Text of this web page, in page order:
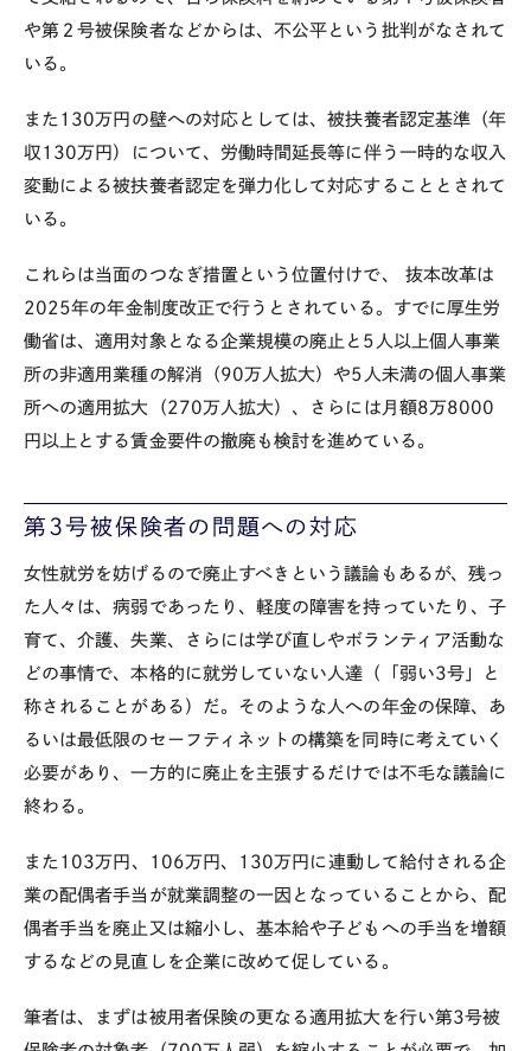
や第２号被保険者などからは、不公平という批判がなされて
いる。
また 130万円の壁への対応としては、被扶養者認定基準（年
収 130万円）について、労働時間延⾧等に伴う一時的な収入
変動による被扶養者認定を弾力化して対応することとされて
いる。
これらは当面のつなぎ措置という位置付けで、 抜本改革は
2025年の年金制度改正で行うとされている。すでに厚生労
働省は、適用対象となる企業規模の廃止と 5 人以上個人事業
所の非適用業種の解消（90万人拡大）や5 人未満の個人事業
所への適用拡大（270万人拡大）、さらには月額8万8000
円以上とする賃金要件の撤廃も検討を進めている。
第 3号被保険者の問題への対応
女性就労を妨げるので廃止すべきという議論もあるが、残っ
た人々は、病弱であったり、軽度の障害を持っていたり、子
育て、介護、失業、さらには学び直しやボランティア活動な
どの事情で、本格的に就労していない人達（「弱い3号」と
称されることがある）だ。そのような人への年金の保障、あ
るいは最低限のセーフティネットの構築を同時に考えていく
必要があり、一方的に廃止を主張するだけでは不毛な議論に
終わる。
また 103万円、 106万円、 130万円に連動して給付される企
業の配偶者手当が就業調整の一因となっていることから、配
偶者手当を廃止又は縮小し、基本給や子どもへの手当を増額
するなどの見直しを企業に改めて促している。
筆者は、まずは被用者保険の更なる適用拡大を行い第3号被